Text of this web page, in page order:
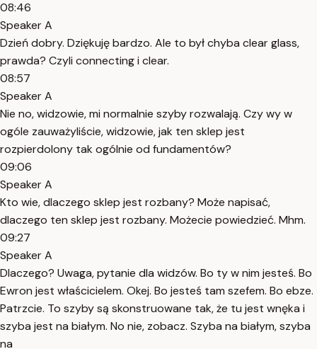
08:46
Speaker A
Dzień dobry. Dziękuję bardzo. Ale to był chyba clear glass,
prawda? Czyli connecting i clear.
08:57
Speaker A
Nie no, widzowie, mi normalnie szyby rozwalają. Czy wy w
ogóle zauważyliście, widzowie, jak ten sklep jest
rozpierdolony tak ogólnie od fundamentów?
09:06
Speaker A
Kto wie, dlaczego sklep jest rozbany? Może napisać,
dlaczego ten sklep jest rozbany. Możecie powiedzieć. Mhm.
09:27
Speaker A
Dlaczego? Uwaga, pytanie dla widzów. Bo ty w nim jesteś. Bo
Ewron jest właścicielem. Okej. Bo jesteś tam szefem. Bo ebze.
Patrzcie. To szyby są skonstruowane tak, że tu jest wnęka i
szyba jest na białym. No nie, zobacz. Szyba na białym, szyba
na